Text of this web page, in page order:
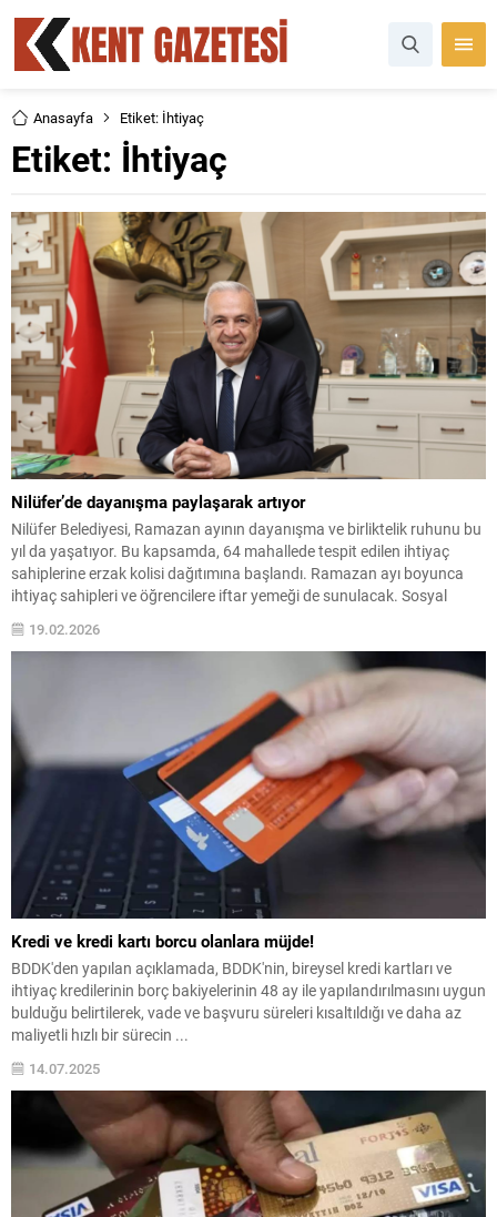
Anasayfa Etiket: İhtiyaç
Etiket: İhtiyaç
Nilüfer’de dayanışma paylaşarak artıyor
Nilüfer Belediyesi, Ramazan ayının dayanışma ve birliktelik ruhunu bu
yıl da yaşatıyor. Bu kapsamda, 64 mahallede tespit edilen ihtiyaç
sahiplerine erzak kolisi dağıtımına başlandı. Ramazan ayı boyunca
ihtiyaç sahipleri ve öğrencilere iftar yemeği de sunulacak. Sosyal
Ramazan ayında da ihtiyaç sahibi vatandaşları yalnız...
19.02.2026
Kredi ve kredi kartı borcu olanlara müjde!
BDDK'den yapılan açıklamada, BDDK'nin, bireysel kredi kartları ve
ihtiyaç kredilerinin borç bakiyelerinin 48 ay ile yapılandırılmasını uygun
bulduğu belirtilerek, vade ve başvuru süreleri kısaltıldığı ve daha az
maliyetli hızlı bir sürecin ...
14.07.2025